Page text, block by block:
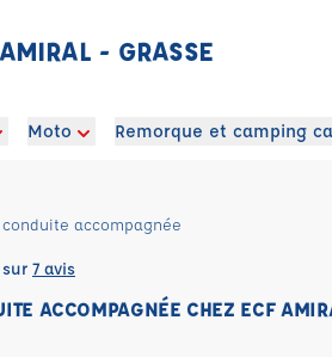
- GRASSE
Moto Remorque et camping
conduite accompagnée
sur 7 avis
ACCOMPAGNÉE CHEZ ECF